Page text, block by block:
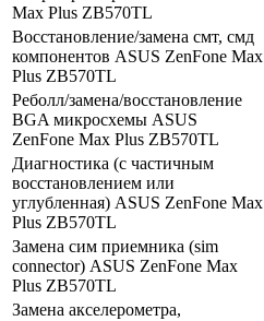
Max Plus ZB570TL
Восстановление/замена смт, смд
компонентов ASUS ZenFone Max
Plus ZB570TL
Реболл/замена/восстановление
BGA микросхемы ASUS
ZenFone Max Plus ZB570TL
Диагностика (с частичным
восстановлением или
углубленная) ASUS ZenFone Max
Plus ZB570TL
Замена сим приемника (sim
connector) ASUS ZenFone Max
Plus ZB570TL
Замена акселерометра,